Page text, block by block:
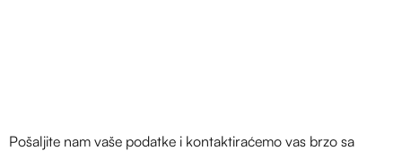
Pošaljite nam vaše podatke i kontaktiraćemo vas brzo sa